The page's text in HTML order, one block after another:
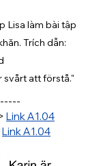
Lisa làm bài tập
Trích dẫn:
svårt att förstå."
Link A1.04
Link A1.04